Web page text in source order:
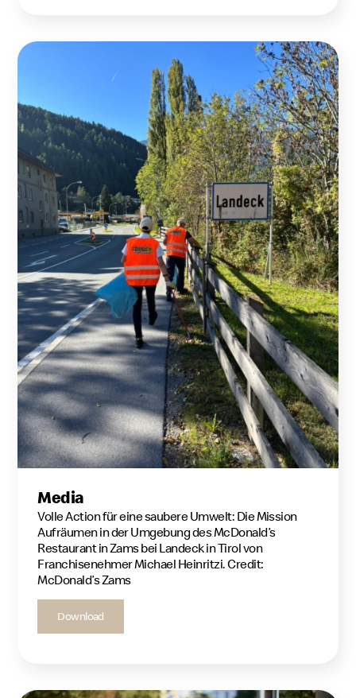
Media
Volle Action für eine saubere Umwelt: Die Mission
Aufräumen in der Umgebung des McDonald’s
Restaurant in Zams bei Landeck in Tirol von
Franchisenehmer Michael Heinritzi. Credit:
McDonald’s Zams
Download